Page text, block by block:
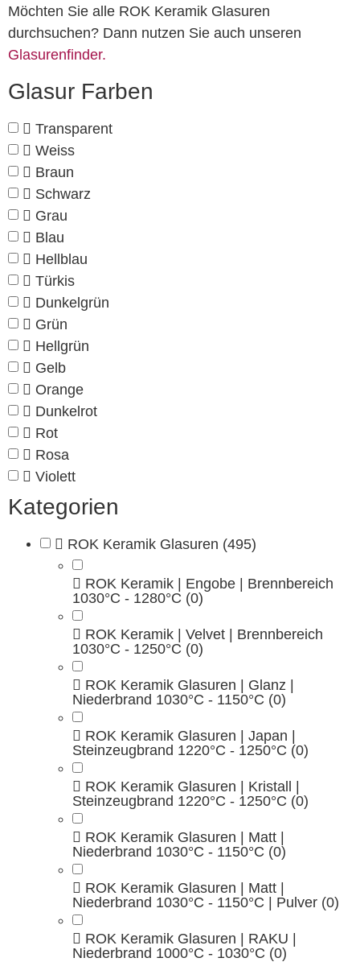
Möchten Sie alle ROK Keramik Glasuren
durchsuchen? Dann nutzen Sie auch unseren
Glasurenfinder.
Glasur Farben
Transparent
Weiss
Braun
Schwarz
Grau
Blau
Hellblau
Türkis
Dunkelgrün
Grün
Hellgrün
Gelb
Orange
Dunkelrot
Rot
Rosa
Violett
Kategorien
ROK Keramik Glasuren (495)
ROK Keramik | Engobe | Brennbereich
1030°C - 1280°C (0)
ROK Keramik | Velvet | Brennbereich
1030°C - 1250°C (0)
ROK Keramik Glasuren | Glanz |
Niederbrand 1030°C - 1150°C (0)
ROK Keramik Glasuren | Japan |
Steinzeugbrand 1220°C - 1250°C (0)
ROK Keramik Glasuren | Kristall |
Steinzeugbrand 1220°C - 1250°C (0)
ROK Keramik Glasuren | Matt |
Niederbrand 1030°C - 1150°C (0)
ROK Keramik Glasuren | Matt |
Niederbrand 1030°C - 1150°C | Pulver (0)
ROK Keramik Glasuren | RAKU |
Niederbrand 1000°C - 1030°C (0)